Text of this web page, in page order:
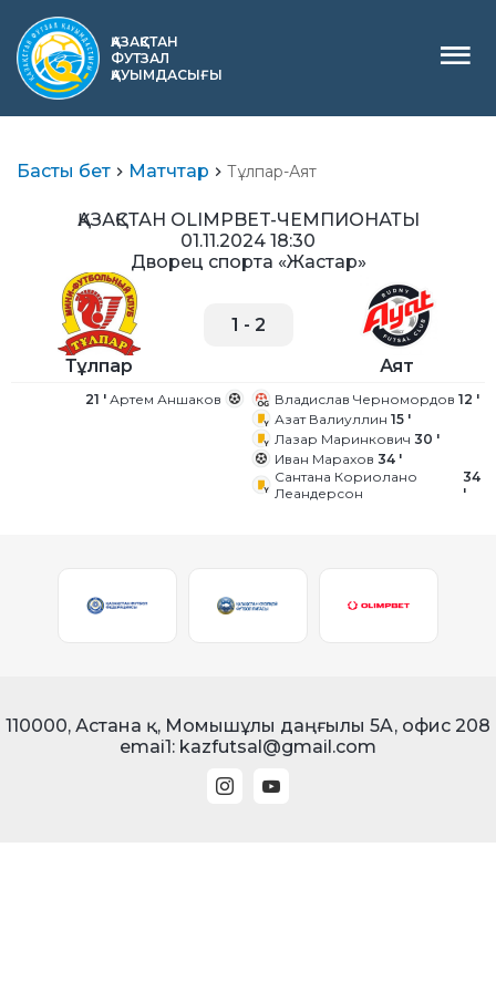
ҚАЗАҚСТАН
ФУТЗАЛ
ҚАУЫМДАСЫҒЫ
Басты бет Матчтар Тұлпар-Аят
ҚАЗАҚСТАН OLIMPBET-ЧЕМПИОНАТЫ
01.11.2024 18:30
Дворец спорта «Жастар»
Тұлпар
1 - 2
Аят
21 ' Артем Аншаков Владислав Черномордов 12 '
Азат Валиуллин 15 '
Лазар Маринкович 30 '
Иван Марахов 34 '
Сантана Кориолано
Леандерсон
34
'
110000, Астана қ, Момышұлы даңғылы 5A, офис 208
emai1: kazfutsal@gmail.com
Қазақша